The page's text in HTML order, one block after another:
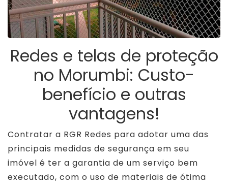
Redes e telas de proteção
no Morumbi: Custo-
benefício e outras
vantagens!
Contratar a RGR Redes para adotar uma das
principais medidas de segurança em seu
imóvel é ter a garantia de um serviço bem
executado, com o uso de materiais de ótima